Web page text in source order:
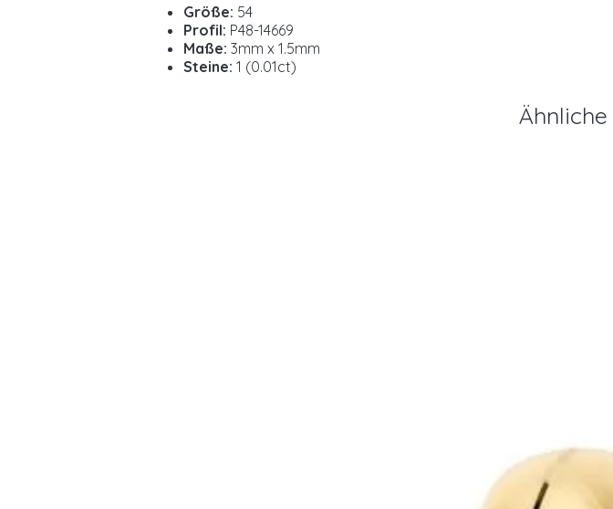
Größe: 54
Profil: P48-14669
Maße: 3mm x 1.5mm
Steine: 1 (0.01ct)